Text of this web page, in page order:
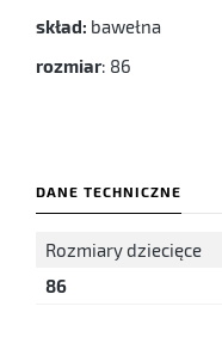
skład: bawełna
rozmiar: 86
DANE TECHNICZNE
Rozmiary dziecięce
86